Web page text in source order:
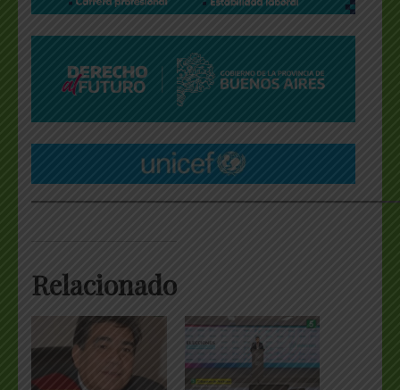
Relacionado